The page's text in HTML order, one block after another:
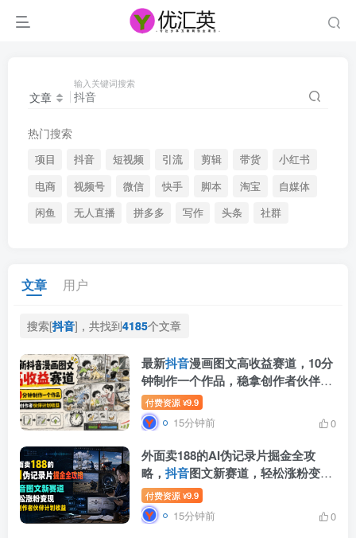
文章
输入关键词搜索
热门搜索
项目 抖音 短视频 引流 剪辑 带货
小红书
电商
视频号 微信 快手 脚本 淘宝
自媒体
闲鱼
无人直播 拼多多 写作 头条 社群
文章 用户
搜索[抖音]，共找到4185个文章
最新抖音漫画图文高收益赛道，10分
钟制作一个作品，稳拿创作者伙伴计
划收益
付费资源 ¥9.9
15分钟前 0
外面卖188的AI伪记录片掘金全攻
略， 抖音图文新赛道，轻松涨粉变
现，拿创作者伙伴计划收益【文档】
付费资源 ¥9.9
15分钟前 0